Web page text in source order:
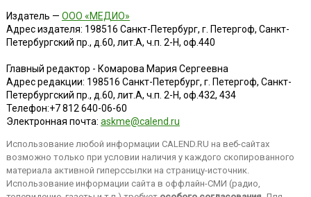
Издатель — ООО «МЕДИО»
Адрес издателя: 198516 Санкт-Петербург, г. Петергоф, Санкт-
Петербургский пр., д.60, лит.А, ч.п. 2-Н, оф.440
Главный редактор - Комарова Мария Сергеевна
Адрес редакции: 198516 Санкт-Петербург, г. Петергоф, Санкт-
Петербургский пр., д.60, лит.А, ч.п. 2-Н, оф.432, 434
Телефон:+7 812 640-06-60
Электронная почта: askme@calend.ru
Использование любой информации CALEND.RU на веб-сайтах
возможно только при условии наличия у каждого скопированного
материала активной гиперссылки на страницу-источник.
Использование информации сайта в оффлайн-СМИ (радио,